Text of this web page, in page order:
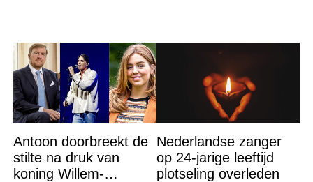
Antoon doorbreekt de
stilte na druk van
koning Willem-
Nederlandse zanger
op 24-jarige leeftijd
plotseling overleden